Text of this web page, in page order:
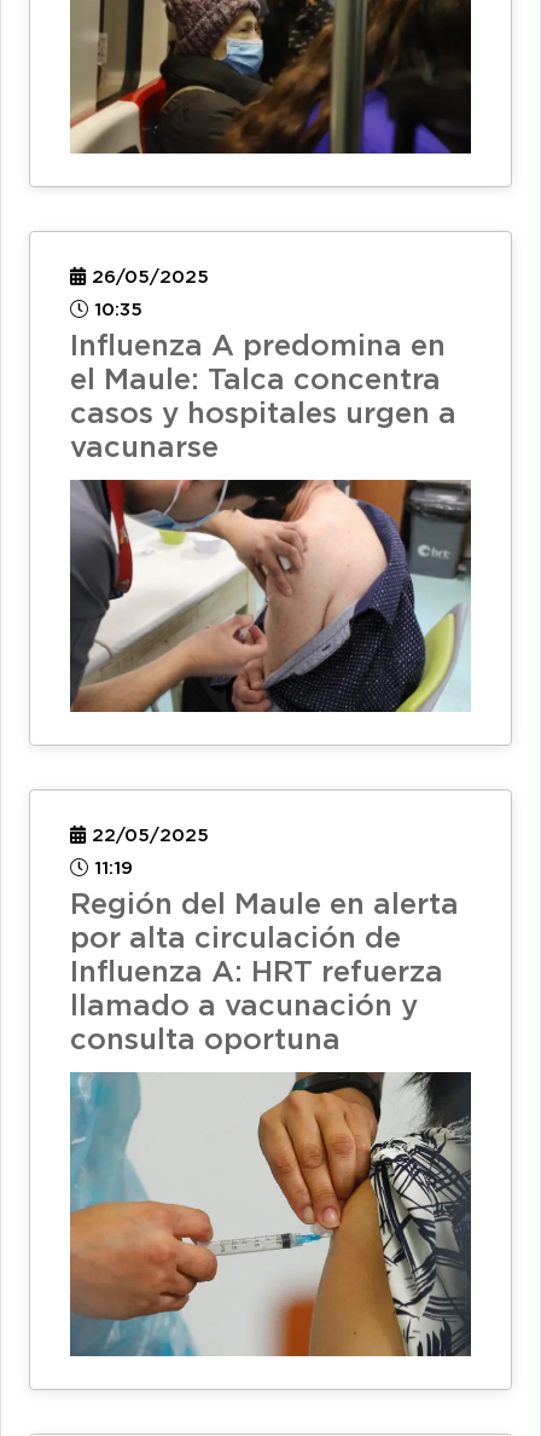
26/05/2025
10:35
Influenza A predomina en
el Maule: Talca concentra
casos y hospitales urgen a
vacunarse
22/05/2025
11:19
Región del Maule en alerta
por alta circulación de
Influenza A: HRT refuerza
llamado a vacunación y
consulta oportuna